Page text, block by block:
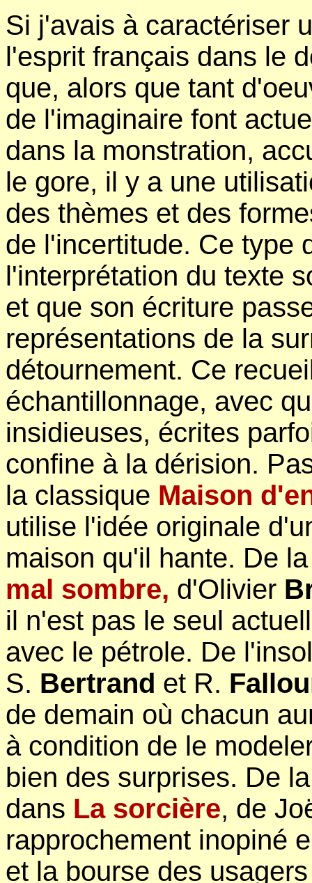
Si j'avais à caractériser
l'esprit français dans le
que, alors que tant
de l'imaginaire font
dans la monstration,
le gore, il y a une
des thèmes et des
de l'incertitude. Ce type
l'interprétation du texte
et que son écriture
représentations de la
détournement. Ce
échantillonnage, avec
insidieuses, écrites
confine à la dérision.
la classique Maison
utilise l'idée originale
maison qu'il hante. De
mal sombre, d'Olivier
il n'est pas le seul
avec le pétrole. De
S. Bertrand et R.
de demain où chacun
à condition de le
bien des surprises. De
dans La sorcière, de
rapprochement inopiné
et la bourse des